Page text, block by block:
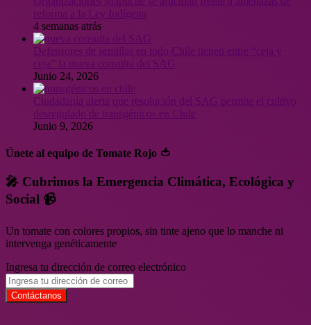
4 semanas atrás
Junio 24, 2026
Ciudadanía alerta que resolución del SAG permite el cultivo
desregulado de transgénicos en Chile
Junio 9, 2026
Únete al equipo de Tomate Rojo 🍅
🎤 Cubrimos la Emergencia Climática, Ecológica y
Social 📹
Un tomate con colores propios, sin tinte ajeno que lo manche ni
intervenga genéticamente
Ingresa tu dirección de correo electrónico